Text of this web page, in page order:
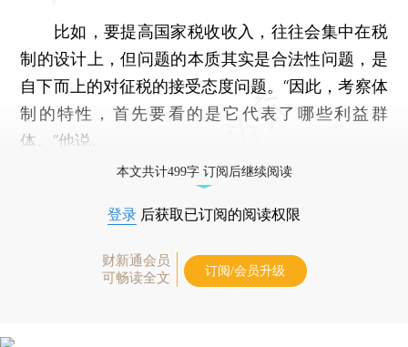
比如，要提高国家税收收入，往往会集中在税
制的设计上，但问题的本质其实是合法性问题，是
自下而上的对征税的接受态度问题。“因此，考察体
制的特性，首先要看的是它代表了哪些利益群
体。”他说。
本文共计499字 订阅后继续阅读
登录 后获取已订阅的阅读权限
财新通会员
可畅读全文
订阅/会员升级